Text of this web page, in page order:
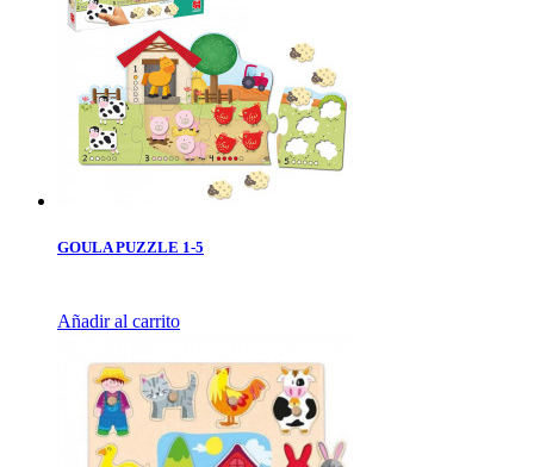
GOULA PUZZLE 1-5
Añadir al carrito